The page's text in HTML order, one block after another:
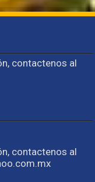
contactenos al
contactenos al